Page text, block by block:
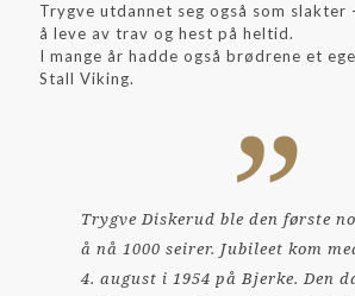
Trygve utdannet seg også som slakter
å leve av trav og hest på heltid.
I mange år hadde også brødrene et
Stall Viking.
Trygve Diskerud ble den første
å nå 1000 seirer. Jubileet kom
4. august i 1954 på Bjerke. Den